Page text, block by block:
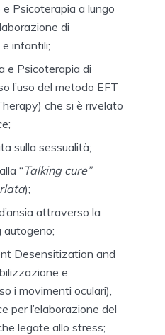
Psicoterapia a lungo
di
infantili;
e Psicoterapia di
l’uso del metodo EFT
che si è rivelato
sulla sessualità;
“ Talking cure”
);
attraverso la
autogeno;
Desensitization and
e
i movimenti oculari),
per l’elaborazione del
legate allo stress;